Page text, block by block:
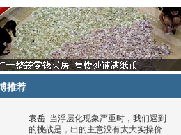
推荐
袁岳 当浮层化现象严重时，我们遇到
的挑战是，出的主意没有太大实操价